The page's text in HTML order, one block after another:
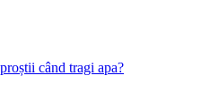
când tragi apa?